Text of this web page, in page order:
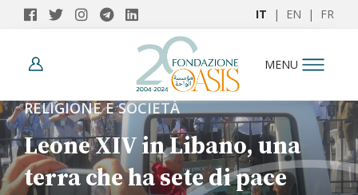
IT | EN | FR
MENU
RELIGIONE E SOCIETÀ
Leone XIV in Libano, una
terra che ha sete di pace